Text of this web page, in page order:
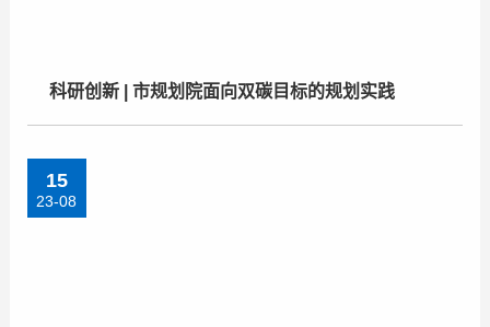
科研创新 | 市规划院面向双碳目标的规划实践
15
23-08